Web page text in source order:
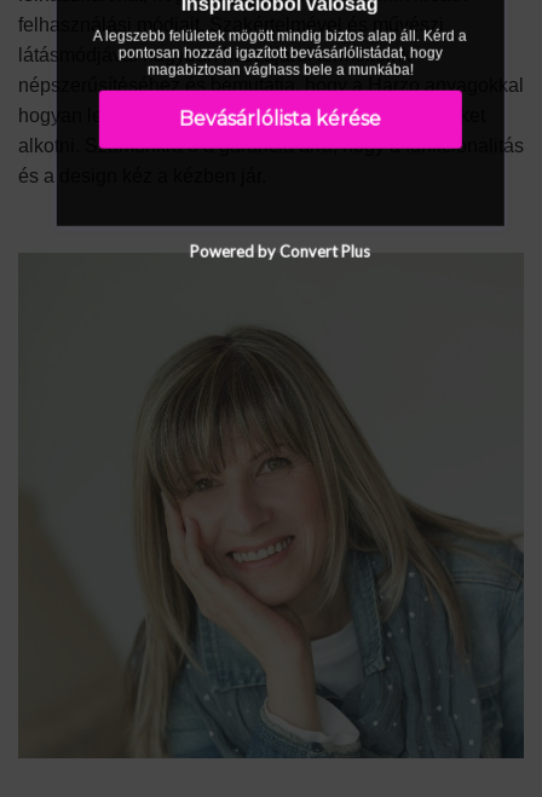
felhasználási módjait. Szakértelmével és művészi
látásmódjával nagyban hozzájárul termékeink
népszerűsítéséhez és bemutatja, hogy a Harzo anyagokkal
hogyan lehet valóban különleges és lenyűgöző tereket
alkotni. Számunkra ő a garancia arra, hogy a funkcionalitás
és a design kéz a kézben jár.
A legszebb felületek mögött mindig biztos alap áll. Kérd a
pontosan hozzád igazított bevásárlólistádat, hogy
magabiztosan vághass bele a munkába!
Bevásárlólista kérése
Powered by Convert Plus